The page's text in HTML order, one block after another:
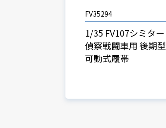
FV35294
1/35 FV107シミター
偵察戦闘車用 後期型
可動式履帯